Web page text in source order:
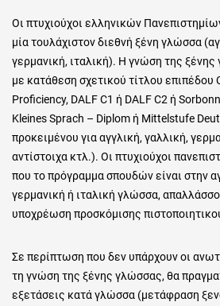
Οι πτυχιούχοι ελληνικών
μία τουλάχιστον διεθνή ξένη γλώσσα
γερμανική, ιταλική). Η γνώση της ξένης
με κατάθεση σχετικού τίτλου επιπέδου
Proficiency, DALF C1 ή DALF C2 ή
Kleines Sprach – Diplom ή Mittelstufe
προκειμένου για αγγλική, γαλλική,
αντίστοιχα κτλ.). Οι πτυχιούχοι
που το πρόγραμμα σπουδών είναι στην
γερμανική ή ιταλική γλώσσα,
υποχρέωση προσκόμισης
Σε περίπτωση που δεν υπάρχουν οι
τη γνώση της ξένης γλώσσας, θα
εξετάσεις κατά γλώσσα (μετάφραση